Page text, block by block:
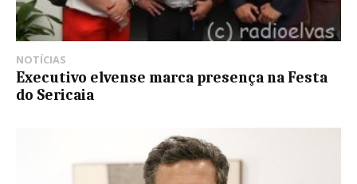
NOTÍCIAS
Executivo elvense marca presença na Festa
do Sericaia